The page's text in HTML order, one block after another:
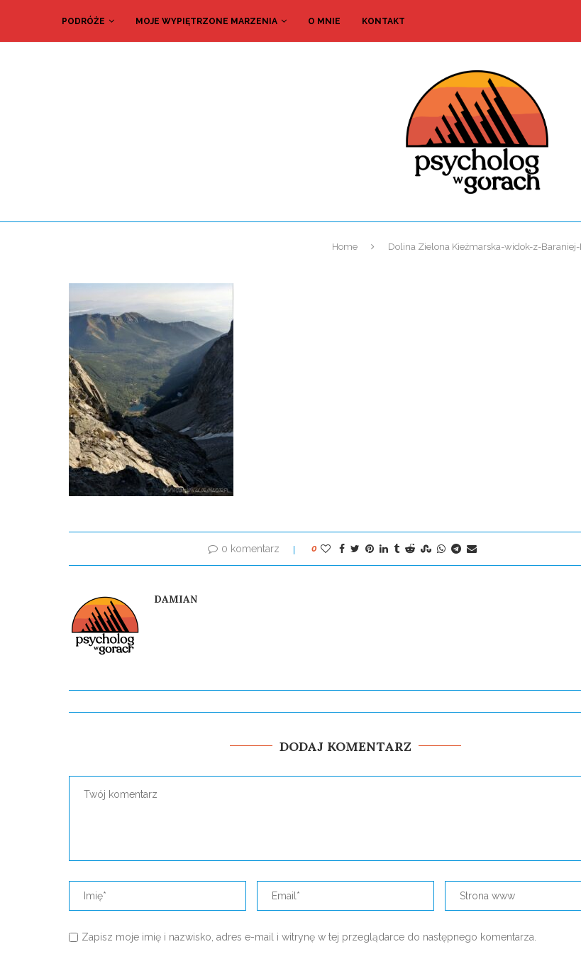
PODRÓŻE MOJE WYPIĘTRZONE MARZENIA O MNIE KONTAKT
Home Dolina Zielona Kieżmarska-widok-z-Baraniej-
Dolina Zielona Kieżmarska-widok-z-
0 komentarz 0
DAMIAN
DODAJ KOMENTARZ
Zapisz moje imię i nazwisko, adres e-mail i witrynę w tej przeglądarce do następnego komentarza.